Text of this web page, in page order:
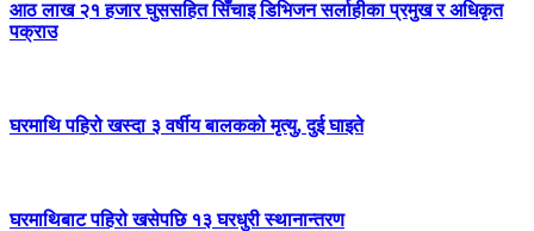
आठ लाख २१ हजार घुससहित सिँचाइ डिभिजन सर्लाहीका प्रमुख र अधिकृत
पक्राउ
घरमाथि पहिरो खस्दा ३ वर्षीय बालकको मृत्यु, दुई घाइते
घरमाथिबाट पहिरो खसेपछि १३ घरधुरी स्थानान्तरण